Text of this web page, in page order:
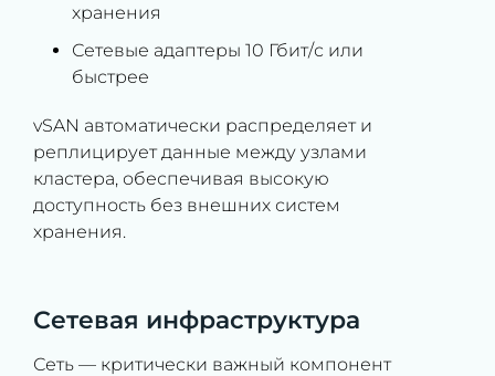
хранения
Сетевые адаптеры 10 Гбит/с или
быстрее
vSAN автоматически распределяет и
реплицирует данные между узлами
кластера, обеспечивая высокую
доступность без внешних систем
хранения.
Сетевая инфраструктура
Сеть — критически важный компонент